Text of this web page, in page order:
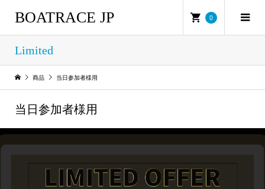
BOATRACE JP 0
Limited
商品 当日参加者様用
当日参加者様用